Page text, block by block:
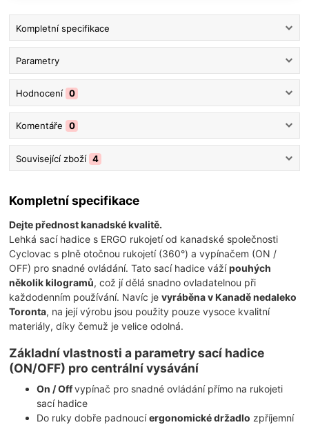
Kompletní specifikace
Parametry
Hodnocení 0
Komentáře 0
Související zboží 4
Kompletní specifikace
Dejte přednost kanadské kvalitě.
Lehká sací hadice s ERGO rukojetí od kanadské společnosti
Cyclovac s plně otočnou rukojetí (360°) a vypínačem (ON /
OFF) pro snadné ovládání. Tato sací hadice vážípouhých
několik kilogramů, což jí dělá snadno ovladatelnou při
každodenním používání. Navíc jevyráběna v Kanadě nedaleko
Toronta, na její výrobu jsou použity pouze vysoce kvalitní
materiály, díky čemuž je velice odolná.
Základní vlastnosti a parametry sací hadice
(ON/OFF) pro centrální vysávání
On / Offvypínač pro snadné ovládání přímo na rukojeti
sací hadice
Do ruky dobře padnoucíergonomické držadlo zpříjemní